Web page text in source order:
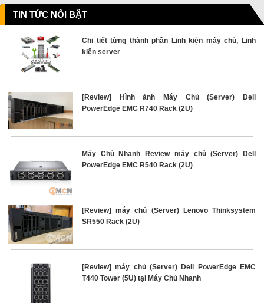
TIN TỨC NỔI BẬT
Chi tiết từng thành phần Linh kiện máy chủ, Linh
kiện server
[Review] Hình ảnh Máy Chủ (Server) Dell
PowerEdge EMC R740 Rack (2U)
Máy Chủ Nhanh Review máy chủ (Server) Dell
PowerEdge EMC R540 Rack (2U)
[Review] máy chủ (Server) Lenovo Thinksystem
SR550 Rack (2U)
[Review] máy chủ (Server) Dell PowerEdge EMC
T440 Tower (5U) tại Máy Chủ Nhanh